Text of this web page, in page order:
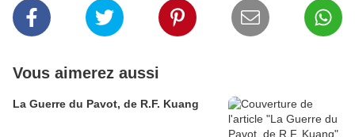
Vous aimerez aussi
La Guerre du Pavot, de R.F. Kuang